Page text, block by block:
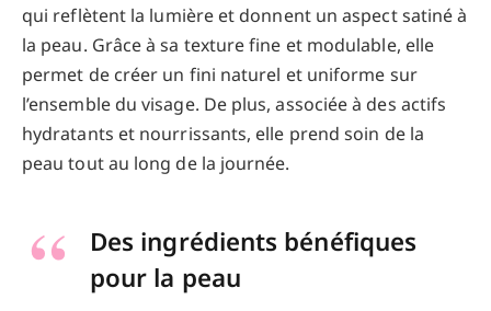
qui reflètent la lumière et donnent un aspect satiné à
la peau. Grâce à sa texture fine et modulable, elle
permet de créer un fini naturel et uniforme sur
l’ensemble du visage. De plus, associée à des actifs
hydratants et nourrissants, elle prend soin de la
peau tout au long de la journée.
Des ingrédients bénéfiques
pour la peau